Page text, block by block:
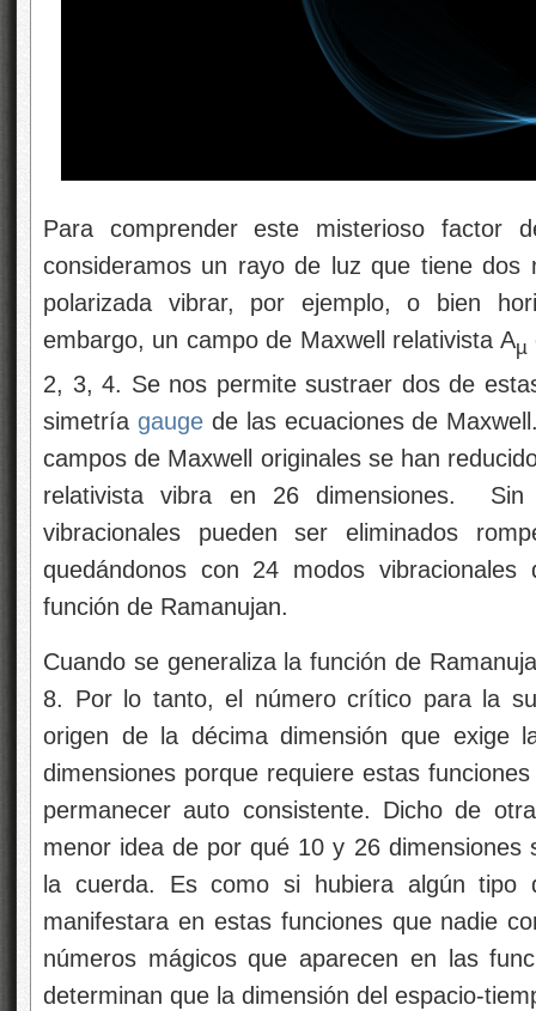
Para comprender este misterioso factor
consideramos un rayo de luz que tiene
polarizada vibrar, por ejemplo, o bien
embargo, un campo de Maxwell relativista Aµ
2, 3, 4. Se nos permite sustraer dos de
simetría gaugede las ecuaciones de
campos de Maxwell originales se han
relativista vibra en 26 dimensiones.
vibracionales pueden ser eliminados
quedándonos con 24 modos
función de Ramanujan.
Cuando se generaliza la función de
8. Por lo tanto, el número crítico para la
origen de la décima dimensión que exige
dimensiones porque requiere estas
permanecer auto consistente. Dicho de
menor idea de por qué 10 y 26 dimensiones
la cuerda. Es como si hubiera algún tipo
manifestara en estas funciones que nadie
números mágicos que aparecen en las
determinan que la dimensión del espacio-